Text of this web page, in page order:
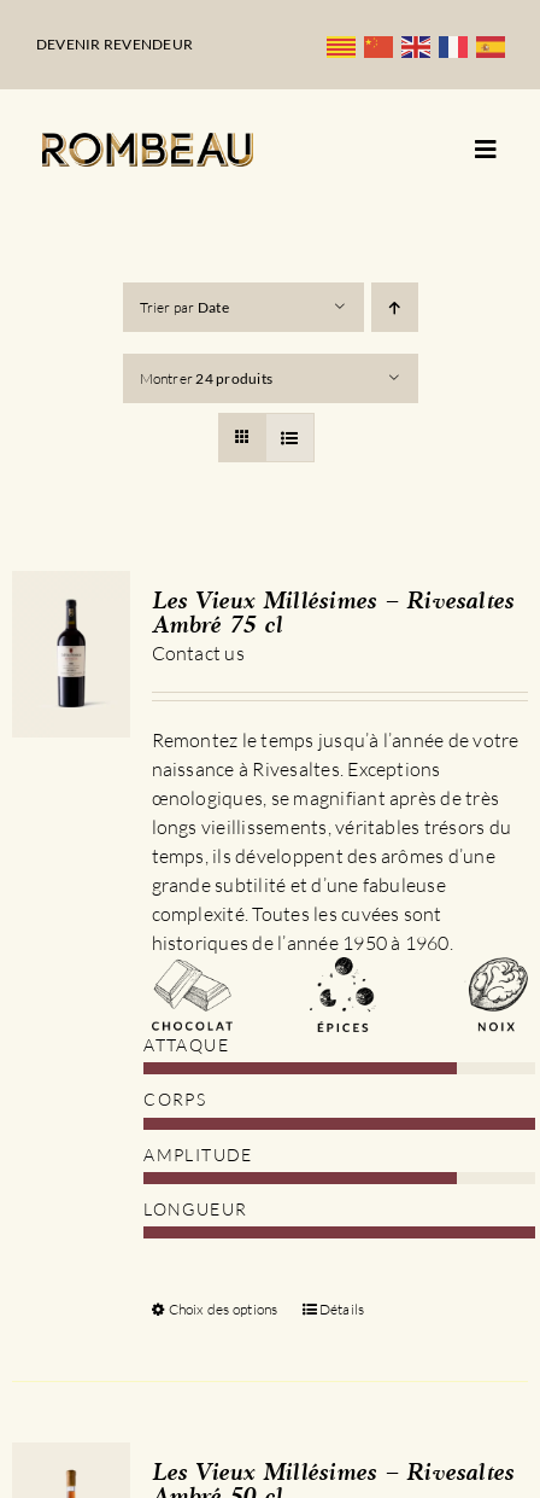
DEVENIR REVENDEUR
Trier par Date
Montrer24 produits
Les Vieux Millésimes – Rivesaltes
Ambré 75 cl
Contact us
Remontez le temps jusqu’à l’année de votre
naissance à Rivesaltes. Exceptions
œnologiques, se magnifiant après de très
longs vieillissements, véritables trésors du
temps, ils développent des arômes d’une
grande subtilité et d’une fabuleuse
complexité. Toutes les cuvées sont
historiques de l’année 1950 à 1960.
ATTAQUE
CORPS
AMPLITUDE
LONGUEUR
Choix des options
Ce
options
Détails
Les Vieux Millésimes – Rivesaltes